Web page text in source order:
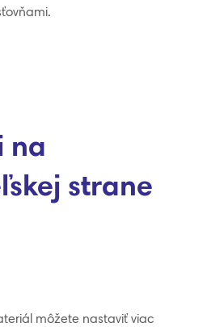
na
strane
môžete nastaviť viac